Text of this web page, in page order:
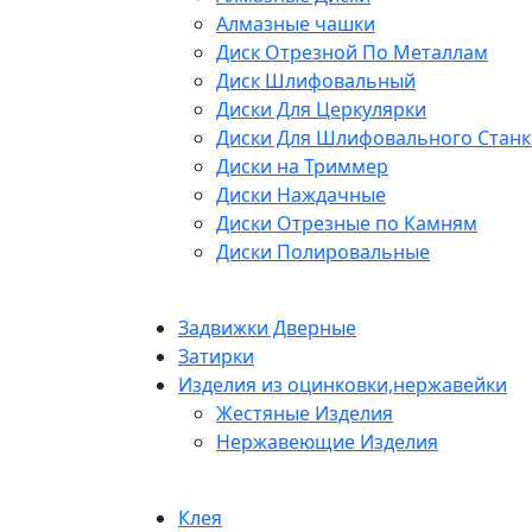
Алмазные чашки
Диск Отрезной По Металлам
Диск Шлифовальный
Диски Для Церкулярки
Диски Для Шлифовального
Диски на Триммер
Диски Наждачные
Диски Отрезные по Камням
Диски Полировальные
Задвижки Дверные
Затирки
Изделия из оцинковки,нержавейки
Жестяные Изделия
Нержавеющие Изделия
Клея